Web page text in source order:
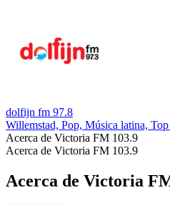
dolfijn fm 97.8
Willemstad, Pop, Música latina,
Acerca de Victoria FM 103.9
Acerca de Victoria FM 103.9
Acerca de Victoria